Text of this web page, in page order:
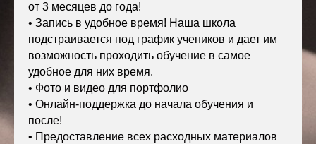
от 3 месяцев до года!
• Запись в удобное время! Наша школа
подстраивается под график учеников и дает им
возможность проходить обучение в самое
удобное для них время.
• Фото и видео для портфолио
• Онлайн-поддержка до начала обучения и
после!
• Предоставление всех расходных материалов